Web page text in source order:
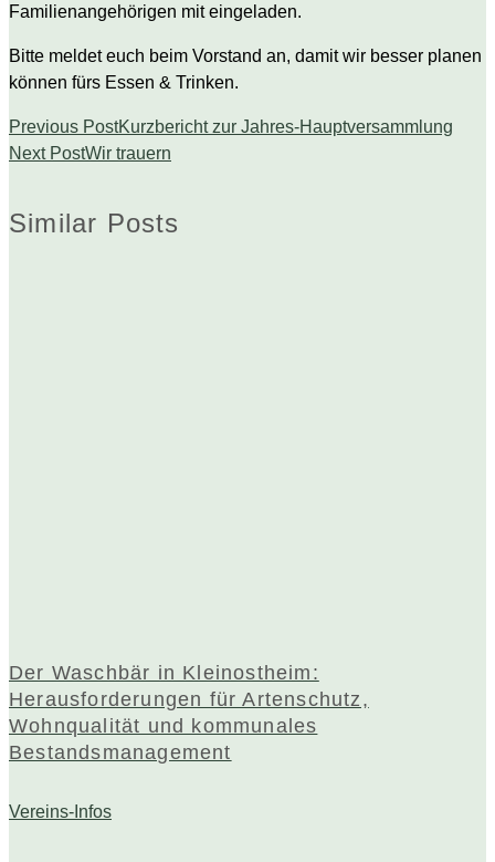
Familienangehörigen mit eingeladen.
Bitte meldet euch beim Vorstand an, damit wir besser planen
können fürs Essen & Trinken.
Previous PostKurzbericht zur Jahres-Hauptversammlung
Next PostWir trauern
Similar Posts
Der Waschbär in Kleinostheim:
Herausforderungen für Artenschutz,
Wohnqualität und kommunales
Bestandsmanagement
Vereins-Infos